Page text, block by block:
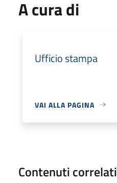
A cura di
Ufficio stampa
VAI ALLA PAGINA
Contenuti correlati